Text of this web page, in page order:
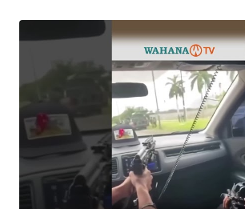
TAPANULI
SELATAN